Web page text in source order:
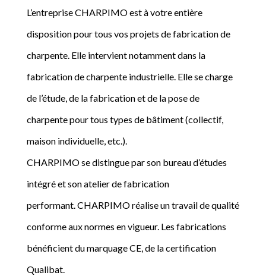
L’entreprise CHARPIMO est à votre entière
disposition pour tous vos projets de fabrication de
charpente. Elle intervient notamment dans la
fabrication de charpente industrielle. Elle se charge
de l’étude, de la fabrication et de la pose de
charpente pour tous types de bâtiment (collectif,
maison individuelle, etc.).
CHARPIMO se distingue par son bureau d’études
intégré et son atelier de fabrication
performant. CHARPIMO réalise un travail de qualité
conforme aux normes en vigueur. Les fabrications
bénéficient du marquage CE, de la certification
Qualibat.